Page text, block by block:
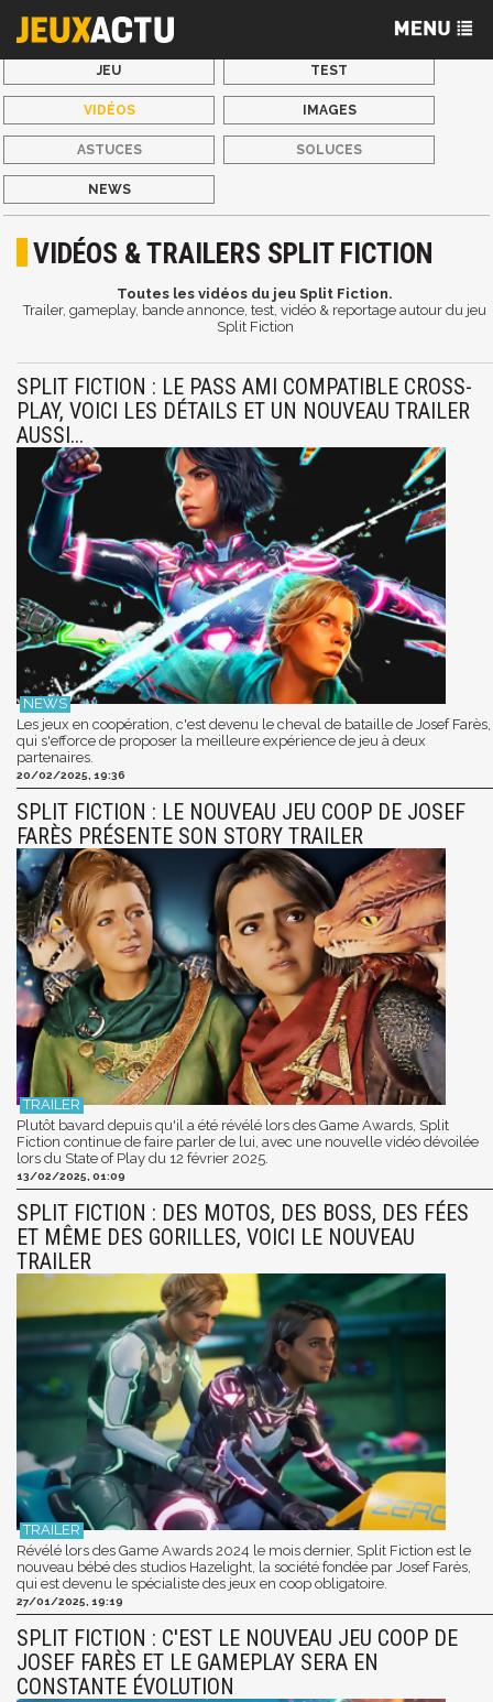
JEU TEST
VIDÉOS IMAGES
ASTUCES SOLUCES
NEWS
VIDÉOS & TRAILERS SPLIT FICTION
Toutes les vidéos du jeu Split Fiction.
Trailer, gameplay, bande annonce, test, vidéo & reportage autour du jeu
Split Fiction
SPLIT FICTION : LE PASS AMI COMPATIBLE CROSS-
PLAY, VOICI LES DÉTAILS ET UN NOUVEAU TRAILER
AUSSI...
Les jeux en coopération, c'est devenu le cheval de bataille de Josef Farès,
qui s'efforce de proposer la meilleure expérience de jeu à deux
partenaires.
20/02/2025, 19:36
SPLIT FICTION : LE NOUVEAU JEU COOP DE JOSEF
FARÈS PRÉSENTE SON STORY TRAILER
Plutôt bavard depuis qu'il a été révélé lors des Game Awards, Split
Fiction continue de faire parler de lui, avec une nouvelle vidéo dévoilée
lors du State of Play du 12 février 2025.
13/02/2025, 01:09
SPLIT FICTION : DES MOTOS, DES BOSS, DES FÉES
ET MÊME DES GORILLES, VOICI LE NOUVEAU
TRAILER
Révélé lors des Game Awards 2024 le mois dernier, Split Fiction est le
nouveau bébé des studios Hazelight, la société fondée par Josef Farès,
qui est devenu le spécialiste des jeux en coop obligatoire.
27/01/2025, 19:19
SPLIT FICTION : C'EST LE NOUVEAU JEU COOP DE
JOSEF FARÈS ET LE GAMEPLAY SERA EN
CONSTANTE ÉVOLUTION